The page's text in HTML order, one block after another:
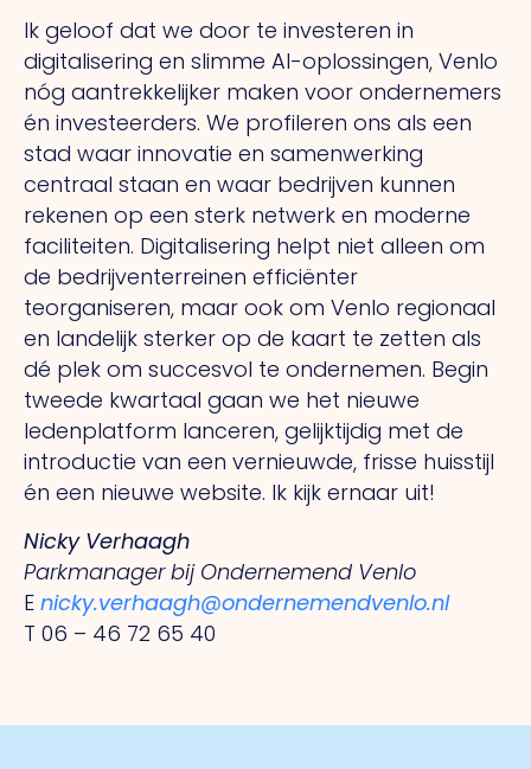
Ik geloof dat we door te investeren in
digitalisering en slimme AI-oplossingen, Venlo
nóg aantrekkelijker maken voor ondernemers
én investeerders. We profileren ons als een
stad waar innovatie en samenwerking
centraal staan en waar bedrijven kunnen
rekenen op een sterk netwerk en moderne
faciliteiten. Digitalisering helpt niet alleen om
de bedrijventerreinen efficiënter
teorganiseren, maar ook om Venlo regionaal
en landelijk sterker op de kaart te zetten als
dé plek om succesvol te ondernemen. Begin
tweede kwartaal gaan we het nieuwe
ledenplatform lanceren, gelijktijdig met de
introductie van een vernieuwde, frisse huisstijl
én een nieuwe website. Ik kijk ernaar uit!
Nicky Verhaagh
Parkmanager bij Ondernemend Venlo
E nicky.verhaagh@ondernemendvenlo.nl
T 06 – 46 72 65 40